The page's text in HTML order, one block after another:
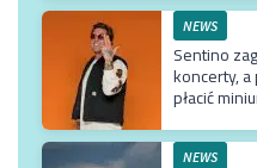
NEWS
Sentino
koncerty,
płacić
NEWS